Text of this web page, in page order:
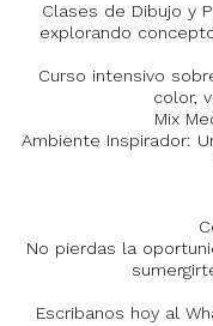
Clases de Dibujo y
explorando
Curso intensivo
color,
Mix
Ambiente Inspirador:
No pierdas la
Escribanos hoy al